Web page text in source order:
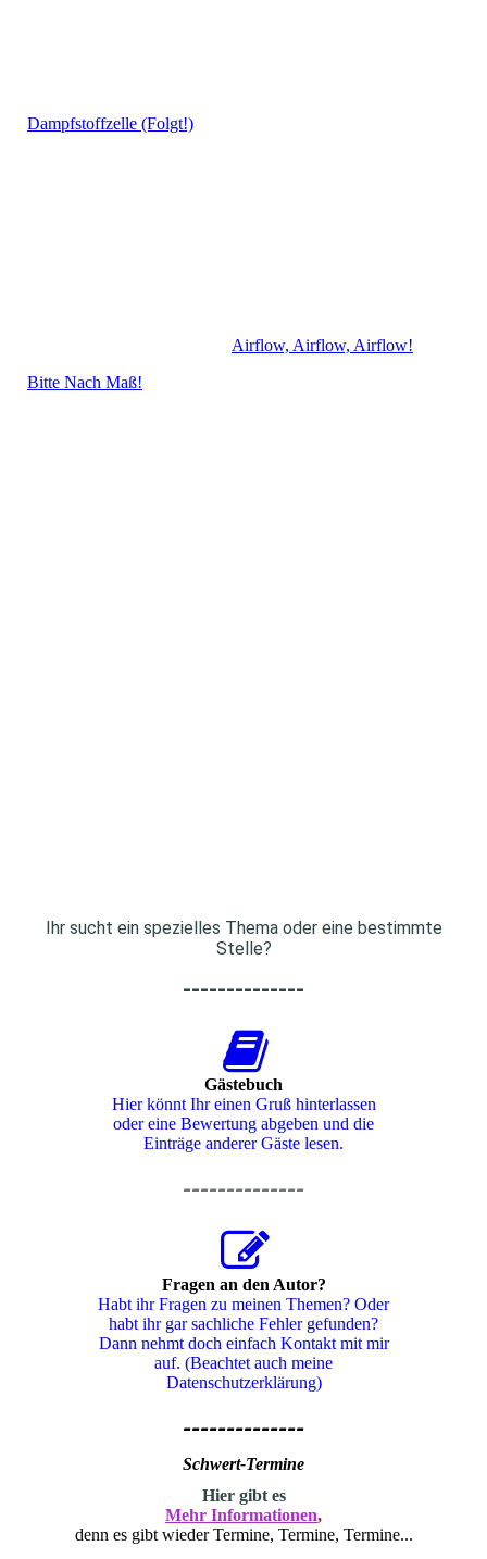
Dampfstoffzelle (Folgt!)
Airflow, Airflow, Airflow!
Bitte Nach Maß!
Ihr sucht ein spezielles Thema oder eine bestimmte
Stelle?
--------------
Gästebuch
Hier könnt Ihr einen Gruß hinterlassen
oder eine Bewertung abgeben und die
Einträge anderer Gäste lesen.
--------------
Fragen an den Autor?
Habt ihr Fragen zu meinen Themen? Oder
habt ihr gar sachliche Fehler gefunden?
Dann nehmt doch einfach Kontakt mit mir
auf. (Beachtet auch meine
Datenschutzerklärung)
--------------
Schwert-Termine
Hier gibt es
Mehr Informationen,
denn es gibt wieder Termine, Termine, Termine...